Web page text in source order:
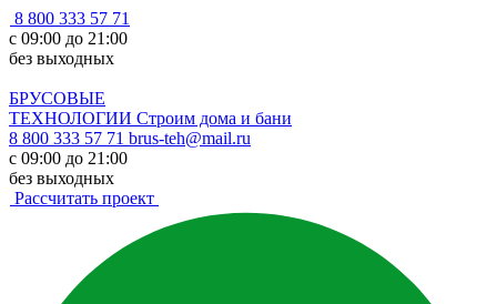
8 800 333 57 71
с 09:00 до 21:00
без выходных
БРУСОВЫЕ
ТЕХНОЛОГИИ Строим дома и бани
8 800 333 57 71 brus-teh@mail.ru
с 09:00 до 21:00
без выходных
Рассчитать проект